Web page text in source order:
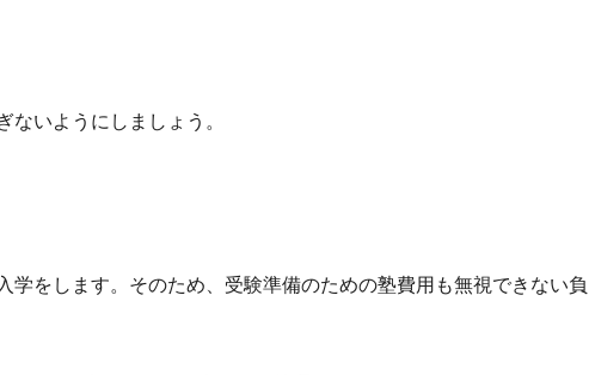
ないようにしましょう。
学をします。そのため、受験準備のための塾費用も無視できない負